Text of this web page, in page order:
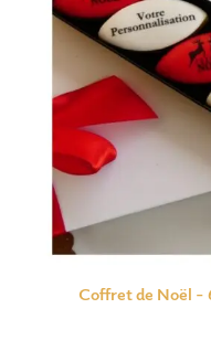
Coffret de Noël –